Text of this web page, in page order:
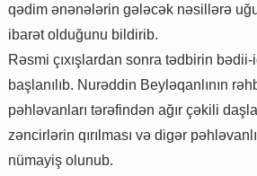
qədim ənənələrin gələcək nəsillərə
ibarət olduğunu bildirib.
Rəsmi çıxışlardan sonra tədbirin
başlanılıb. Nurəddin Beyləqanlının
pəhləvanları tərəfindən ağır çəkili
zəncirlərin qırılması və digər
nümayiş olunub.